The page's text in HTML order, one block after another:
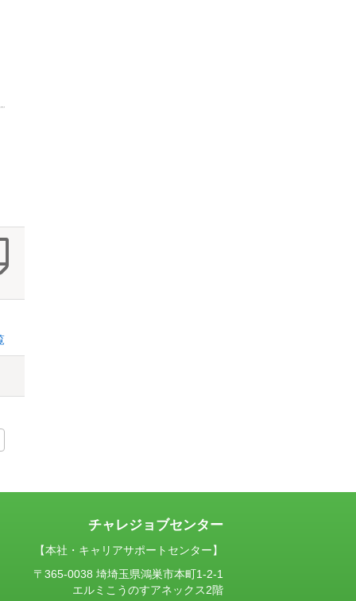
チャレジョブセンター
【本社・キャリアサポートセンター】
〒365-0038 埼埼玉県鴻巣市本町1-2-1
エルミこうのすアネックス2階